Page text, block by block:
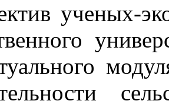
ученых-